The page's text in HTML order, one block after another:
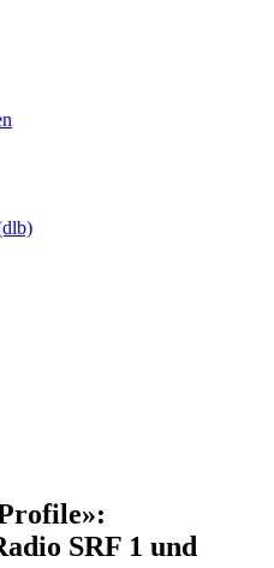
SRF 1 und